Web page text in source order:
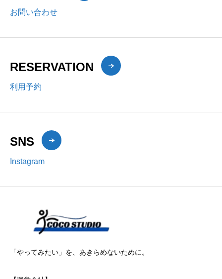
お問い合わせ
RESERVATION
利用予約
SNS
Instagram
「やってみたい」を、あきらめないために。